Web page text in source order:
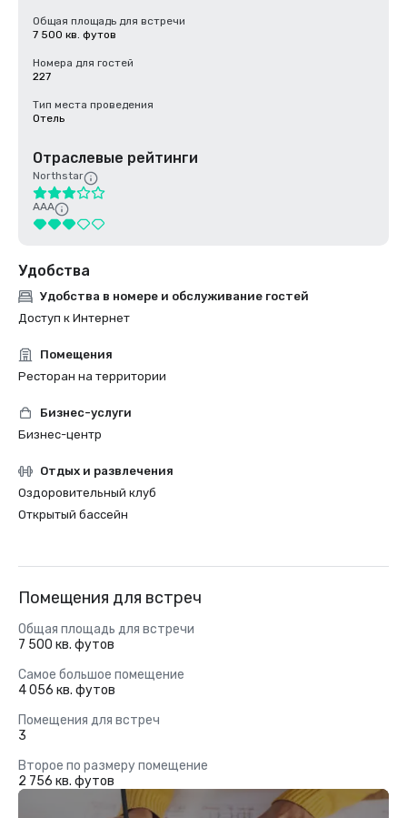
Общая площадь для встречи
7 500 кв. футов
Номера для гостей
227
Тип места проведения
Отель
Отраслевые рейтинги
Northstar
AAA
Удобства
Удобства в номере и обслуживание гостей
Доступ к Интернет
Помещения
Ресторан на территории
Бизнес-услуги
Бизнес-центр
Отдых и развлечения
Оздоровительный клуб
Открытый бассейн
Помещения для встреч
Общая площадь для встречи
7 500 кв. футов
Самое большое помещение
4 056 кв. футов
Помещения для встреч
3
Второе по размеру помещение
2 756 кв. футов